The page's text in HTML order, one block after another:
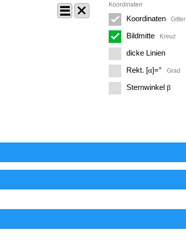
Koordinaten
Koordinaten Gitter
Bildmitte Kreuz
dicke Linien
Rekt. [α]=° Grad
Sternwinkel β